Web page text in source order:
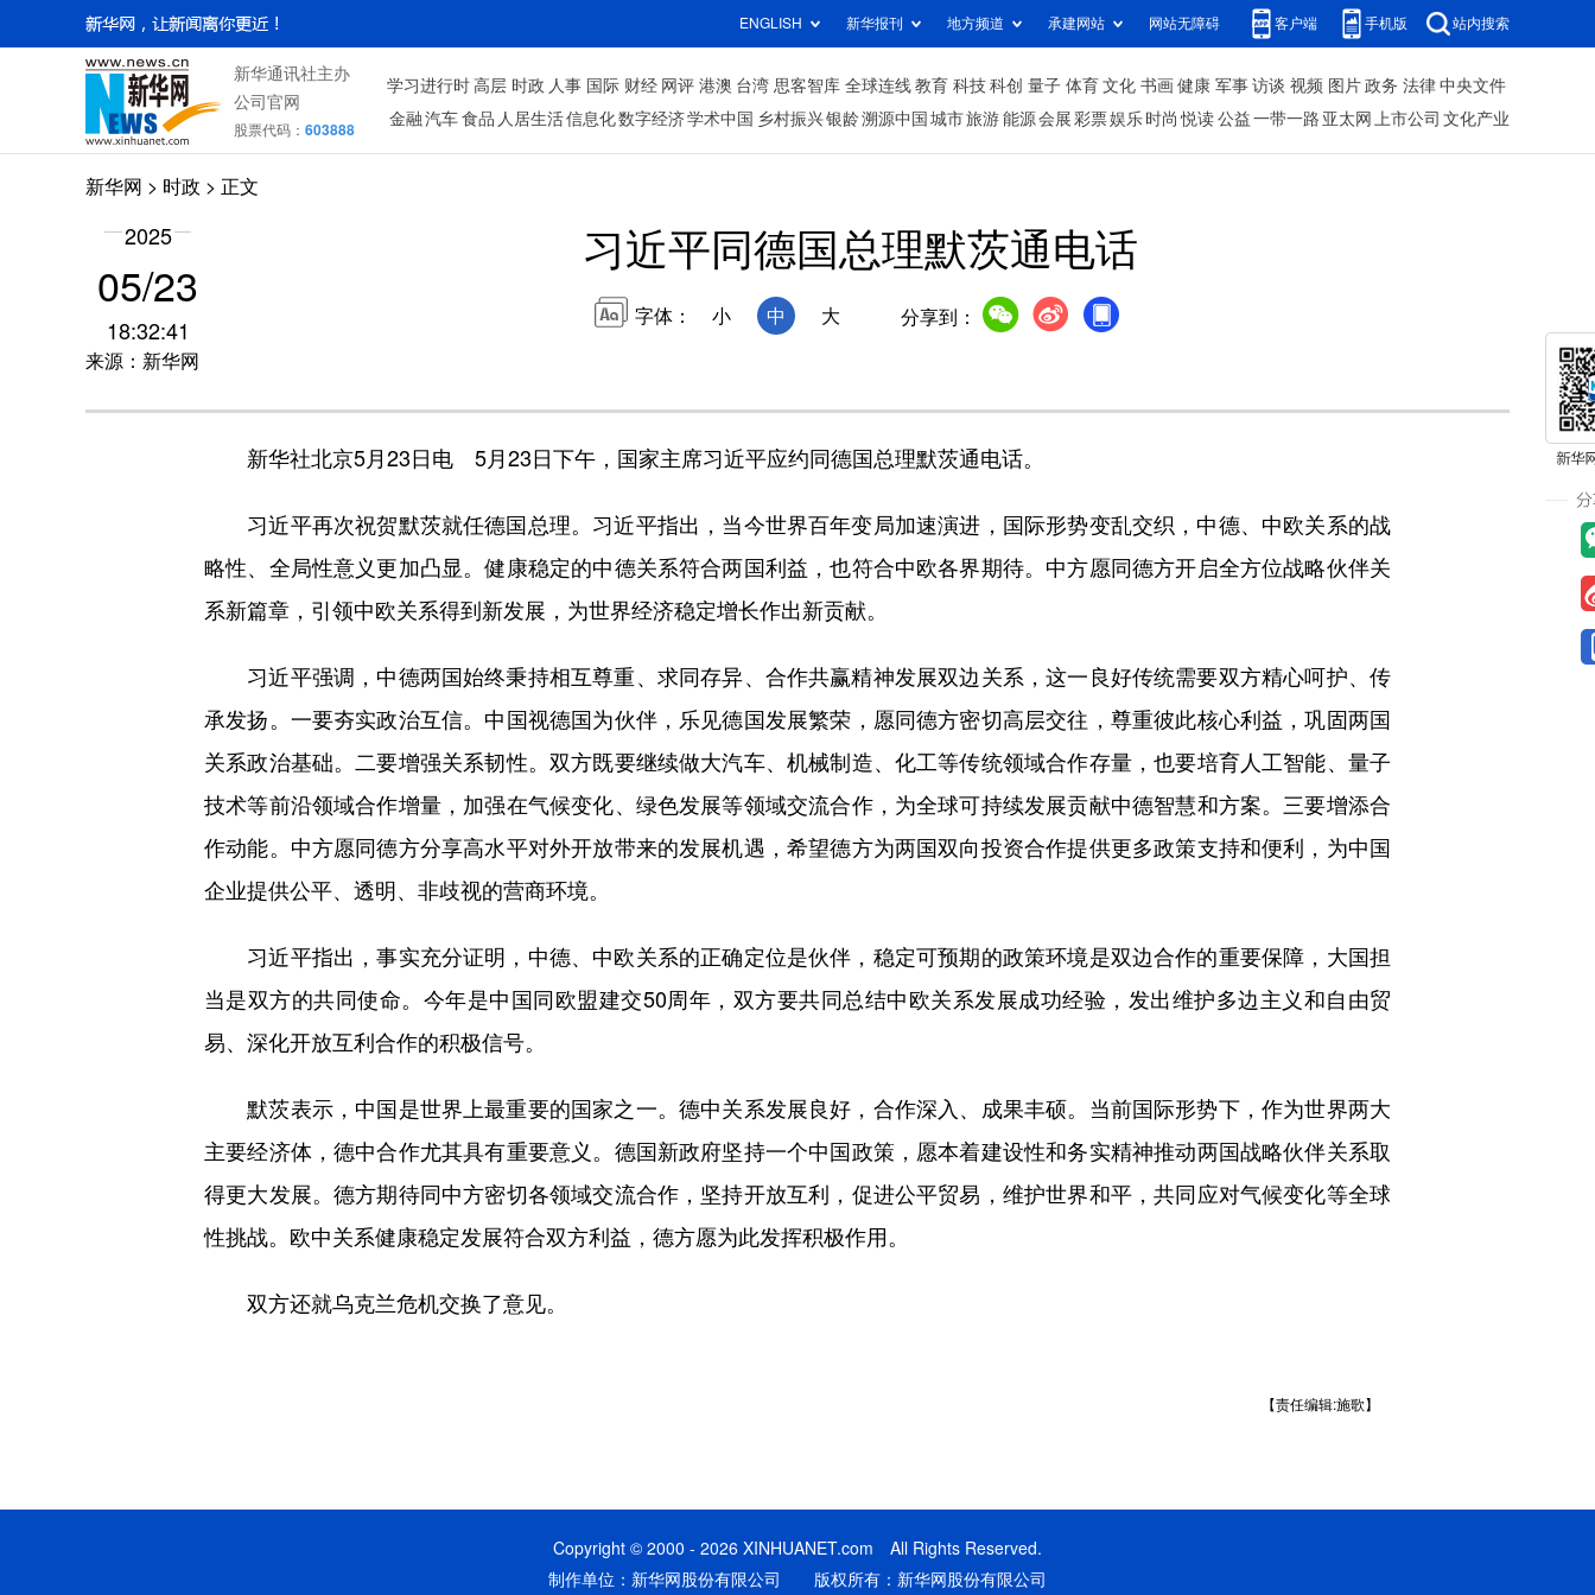
ENGLISH 新华报刊 地方频道 承建网站 网站无障碍 客户端 手机版 站内搜索
新华通讯社主办
公司官网
股票代码： 603888
学习进行时 高层 时政 人事 国际 财经 网评 港澳 台湾 思客智库 全球连线 教育 科技 科创 量子 体育 文化 书画 健康 军事 访谈 视频 图片 政务 法律 中央文件
金融 汽车 食品 人居生活信息化数字经济学术中国 乡村振兴银龄溯源中国 城市旅游 能源 会展 彩票娱乐 时尚 悦读 公益 一带一路 亚太网 上市公司 文化产业
新华网 > 时政 > 正文
2025
05/23
18:32:41
来源：新华网
习近平同德国总理默茨通电话
字体： 小 中 大 分享到：
新华社北京5月23日电 5月23日下午，国家主席习近平应约同德国总理默茨通电话。
习近平再次祝贺默茨就任德国总理。习近平指出，当今世界百年变局加速演进，国际形势变乱交织，中德、中欧关系的战
略性、全局性意义更加凸显。健康稳定的中德关系符合两国利益，也符合中欧各界期待。中方愿同德方开启全方位战略伙伴关
系新篇章，引领中欧关系得到新发展，为世界经济稳定增长作出新贡献。
习近平强调，中德两国始终秉持相互尊重、求同存异、合作共赢精神发展双边关系，这一良好传统需要双方精心呵护、传
承发扬。一要夯实政治互信。中国视德国为伙伴，乐见德国发展繁荣，愿同德方密切高层交往，尊重彼此核心利益，巩固两国
关系政治基础。二要增强关系韧性。双方既要继续做大汽车、机械制造、化工等传统领域合作存量，也要培育人工智能、量子
技术等前沿领域合作增量，加强在气候变化、绿色发展等领域交流合作，为全球可持续发展贡献中德智慧和方案。三要增添合
作动能。中方愿同德方分享高水平对外开放带来的发展机遇，希望德方为两国双向投资合作提供更多政策支持和便利，为中国
企业提供公平、透明、非歧视的营商环境。
习近平指出，事实充分证明，中德、中欧关系的正确定位是伙伴，稳定可预期的政策环境是双边合作的重要保障，大国担
当是双方的共同使命。今年是中国同欧盟建交50周年，双方要共同总结中欧关系发展成功经验，发出维护多边主义和自由贸
易、深化开放互利合作的积极信号。
默茨表示，中国是世界上最重要的国家之一。德中关系发展良好，合作深入、成果丰硕。当前国际形势下，作为世界两大
主要经济体，德中合作尤其具有重要意义。德国新政府坚持一个中国政策，愿本着建设性和务实精神推动两国战略伙伴关系取
得更大发展。德方期待同中方密切各领域交流合作，坚持开放互利，促进公平贸易，维护世界和平，共同应对气候变化等全球
性挑战。欧中关系健康稳定发展符合双方利益，德方愿为此发挥积极作用。
双方还就乌克兰危机交换了意见。
【责任编辑:施歌】
Copyright © 2000 - 2026 XINHUANET.com All Rights Reserved.
制作单位：新华网股份有限公司 版权所有：新华网股份有限公司